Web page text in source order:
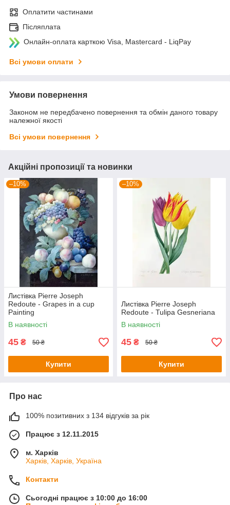
Оплатити частинами
Післяплата
Онлайн-оплата карткою Visa, Mastercard - LiqPay
Всі умови оплати
Умови повернення
Законом не передбачено повернення та обмін даного товару
належної якості
Всі умови повернення
Акційні пропозиції та новинки
–10%
Листівка Pierre Joseph
Redoute - Grapes in a cup
Painting
В наявності
45 ₴ 50 ₴
Купити
–10%
Листівка Pierre Joseph
Redoute - Tulipa Gesneriana
В наявності
45 ₴ 50 ₴
Купити
Про нас
100% позитивних з 134 відгуків за рік
Працює з 12.11.2015
м. Харків
Харків, Харків, Україна
Контакти
Сьогодні працює з 10:00 до 16:00